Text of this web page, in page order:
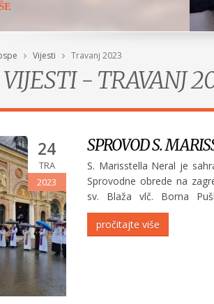
Vijesti Travanj 2023
- TRAVANJ
24
TRA
2023
SPROVOD S.
S. Marisstella Neral je
Sprovodne obrede na
sv. Blaža vlč. Borna
redovnica iz naših
pročitajte više
S. Edith Budin